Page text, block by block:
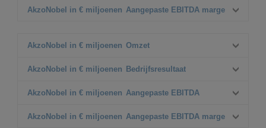
Δ% 4%
Q4 2024 127
Q4 2023 313
AkzoNobel in € miljoenen Aangepaste EBITDA marge
AkzoNobel in € miljoenen Omzet
FY 2023 10.668
FY 2024 10.711
Δ% -
AkzoNobel in € miljoenen Bedrijfsresultaat
FY 2023 1.029
FY 2024 917
AkzoNobel in € miljoenen Aangepaste EBITDA
FY 2023 1.429
AkzoNobel in € miljoenen Aangepaste EBITDA marge